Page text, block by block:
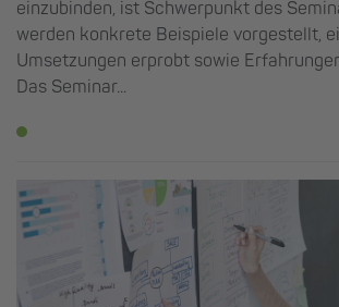
einzubinden, ist Schwerpunkt des
werden konkrete Beispiele vorgestellt,
Umsetzungen erprobt sowie
Das Seminar...